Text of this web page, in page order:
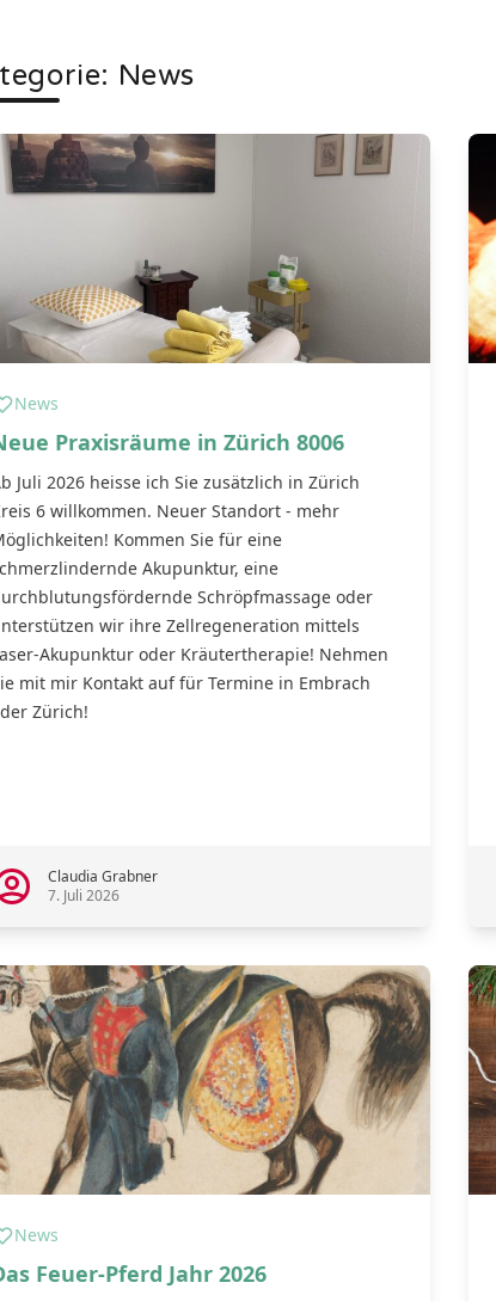
News
News
Praxisräume in Zürich 8006
Juli 2026 heisse ich Sie zusätzlich in Zürich
6 willkommen. Neuer Standort - mehr
Kommen Sie für eine
Akupunktur, eine
Schröpfmassage oder
wir ihre Zellregeneration mittels
Akupunktur oder Kräutertherapie! Nehmen
mit mir Kontakt auf für Termine in Embrach
Zürich!
Claudia Grabner
7. Juli 2026
News
Feuer-Pferd Jahr 2026